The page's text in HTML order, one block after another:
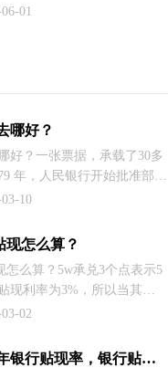
光明区政协2020年第二
01
哪好？
好？一张票据，承载了30多
年，人民银行开始批准部分
汇票之后，逐步推广商业汇
兑、融资方式。
10
现怎么算？
怎么算？5w承兑3个点表示5
现利率为3%，所以当其年
有6个月到期，则对应的利
元。
02
如何计算2021年银行贴现率，银行贴现是什么意思？